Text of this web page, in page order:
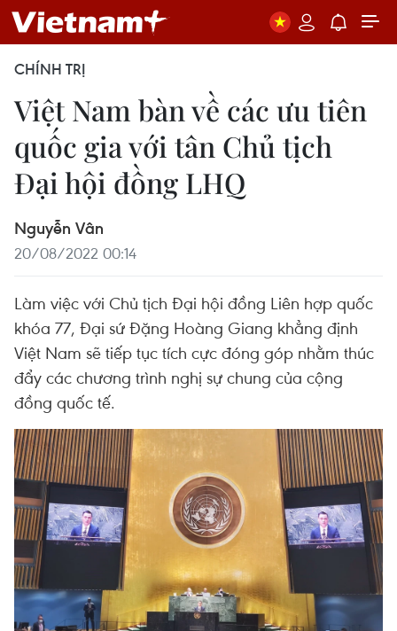
CHÍNH TRỊ
Việt Nam bàn về các ưu tiên
quốc gia với tân Chủ tịch
Đại hội đồng LHQ
Nguyễn Vân
20/08/2022 00:14
Làm việc với Chủ tịch Đại hội đồng Liên hợp quốc
khóa 77, Đại sứ Đặng Hoàng Giang khẳng định
Việt Nam sẽ tiếp tục tích cực đóng góp nhằm thúc
đẩy các chương trình nghị sự chung của cộng
đồng quốc tế.